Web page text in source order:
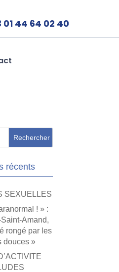
01 44 64 02 40
récents
SEXUELLES
! » :
Amand,
rongé par les
douces »